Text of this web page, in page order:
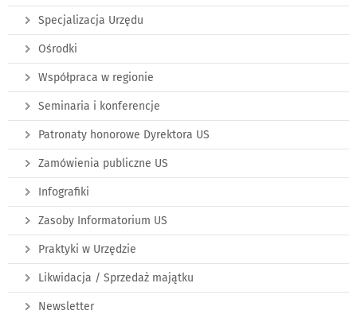
Specjalizacja Urzędu
Ośrodki
Współpraca w regionie
Seminaria i konferencje
Patronaty honorowe Dyrektora US
Zamówienia publiczne US
Infografiki
Zasoby Informatorium US
Praktyki w Urzędzie
Likwidacja / Sprzedaż majątku
Newsletter